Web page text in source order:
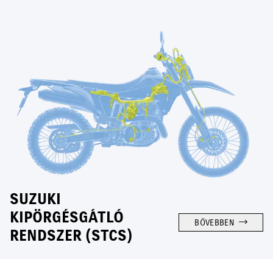
SUZUKI
KIPÖRGÉSGÁTLÓ
RENDSZER (STCS)
BŐVEBBEN